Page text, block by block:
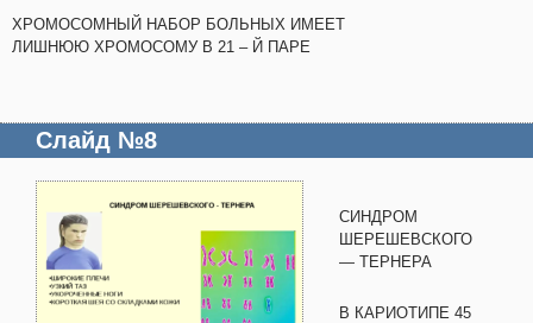
ХРОМОСОМНЫЙ НАБОР БОЛЬНЫХ ИМЕЕТ
ЛИШНЮЮ ХРОМОСОМУ В 21 – Й ПАРЕ
Слайд №8
СИНДРОМ
ШЕРЕШЕВСКОГО
— ТЕРНЕРА
В КАРИОТИПЕ 45